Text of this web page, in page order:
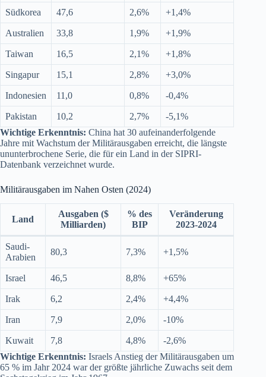
Südkorea 47,6 2,6% +1,4%
Australien 33,8 1,9% +1,9%
Taiwan 16,5 2,1% +1,8%
Singapur 15,1 2,8% +3,0%
Indonesien 11,0 0,8% -0,4%
Pakistan 10,2 2,7%
-5,1%
Wichtige Erkenntnis: China hat 30 aufeinanderfolgende
Jahre mit Wachstum der Militärausgaben erreicht, die längste
ununterbrochene Serie, die für ein Land in der SIPRI-
Datenbank verzeichnet wurde.
Militärausgaben im Nahen Osten (2024)
Land
Ausgaben ($
Milliarden)
% des
BIP
Veränderung
2023-2024
Saudi-
Arabien
80,3 7,3% +1,5%
Israel 46,5 8,8% +65%
Irak 6,2 2,4% +4,4%
Iran 7,9 2,0% -10%
Kuwait 7,8 4,8%
-2,6%
Wichtige Erkenntnis: Israels Anstieg der Militärausgaben um
65 % im Jahr 2024 war der größte jährliche Zuwachs seit dem